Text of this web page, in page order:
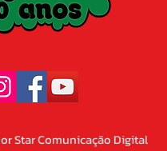
Star Comunicação Digital